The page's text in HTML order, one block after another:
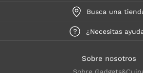
Busca una
¿Necesitas
Sobre nosotros
Sobre